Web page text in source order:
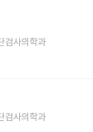
검사의학과
검사의학과